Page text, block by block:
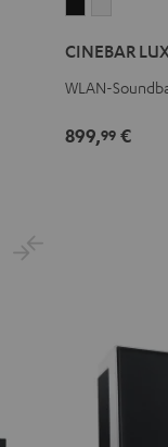
Schwarz
Weiß
CINEBAR
WLAN-
899,99 €